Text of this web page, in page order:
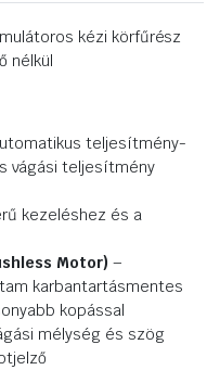
kézi körfűrész
nélkül
teljesítmény-
vágási teljesítmény
kezeléshez és a
Motor) –
karbantartásmentes
kopással
mélység és szög